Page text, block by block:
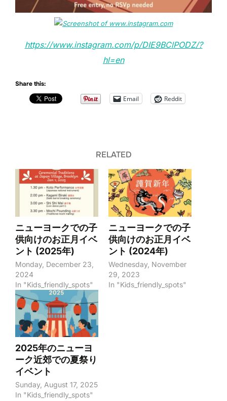
https://www.instagram.com/p/DIE9BClPODZ/?
hl=en
Share this:
Email Reddit
RELATED
ニューヨークでの子
供向けのお正月イベ
ント (2025年)
Monday, December 23,
2024
In "Kids_friendly_spots"
ニューヨークでの子
供向けのお正月イベ
ント (2024年)
Wednesday, November
29, 2023
In "Kids_friendly_spots"
2025年のニューヨ
ーク近郊での夏祭り
イベント
Sunday, August 17, 2025
In "Kids_friendly_spots"